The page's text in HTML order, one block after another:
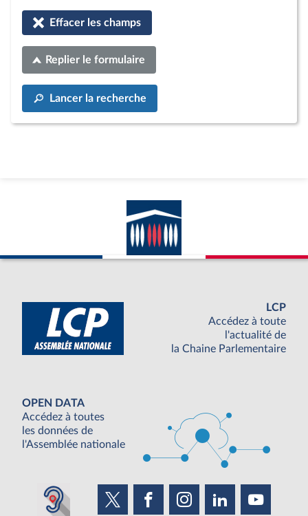
Effacer les champs
Replier le formulaire
Lancer la recherche
LCP
Accédez à toute
l'actualité de
la Chaine Parlementaire
OPEN DATA
Accédez à toutes
les données de
l'Assemblée nationale